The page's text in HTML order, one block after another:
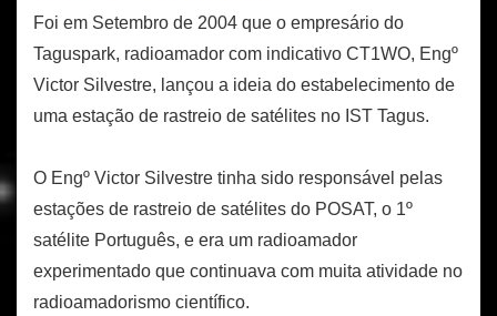
Foi em Setembro de 2004 que o empresário do
Taguspark, radioamador com indicativo CT1WO, Engº
Victor Silvestre, lançou a ideia do estabelecimento de
uma estação de rastreio de satélites no IST Tagus.
O Engº Victor Silvestre tinha sido responsável pelas
estações de rastreio de satélites do POSAT, o 1º
satélite Português, e era um radioamador
experimentado que continuava com muita atividade no
radioamadorismo científico.